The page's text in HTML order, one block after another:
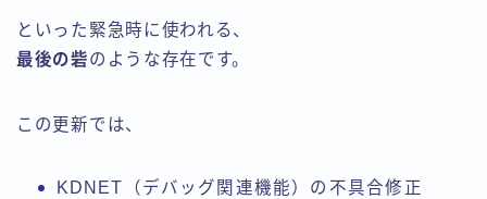
といった緊急時に使われる、
最後の砦のような存在です。
この更新では、
KDNET（デバッグ関連機能）の不具合修正